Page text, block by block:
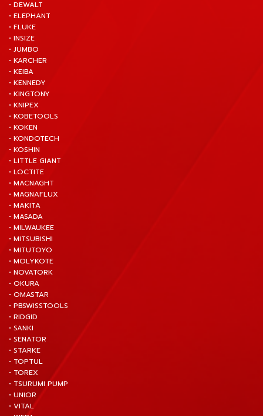
• DEWALT
• ELEPHANT
• FLUKE
• INSIZE
• JUMBO
• KARCHER
• KEIBA
• KENNEDY
• KINGTONY
• KNIPEX
• KOBETOOLS
• KOKEN
• KONDOTECH
• KOSHIN
• LITTLE GIANT
• LOCTITE
• MACNAGHT
• MAGNAFLUX
• MAKITA
• MASADA
• MILWAUKEE
• MITSUBISHI
• MITUTOYO
• MOLYKOTE
• NOVATORK
• OKURA
• OMASTAR
• PBSWISSTOOLS
• RIDGID
• SANKI
• SENATOR
• STARKE
• TOPTUL
• TOREX
• TSURUMI PUMP
• UNIOR
• VITAL